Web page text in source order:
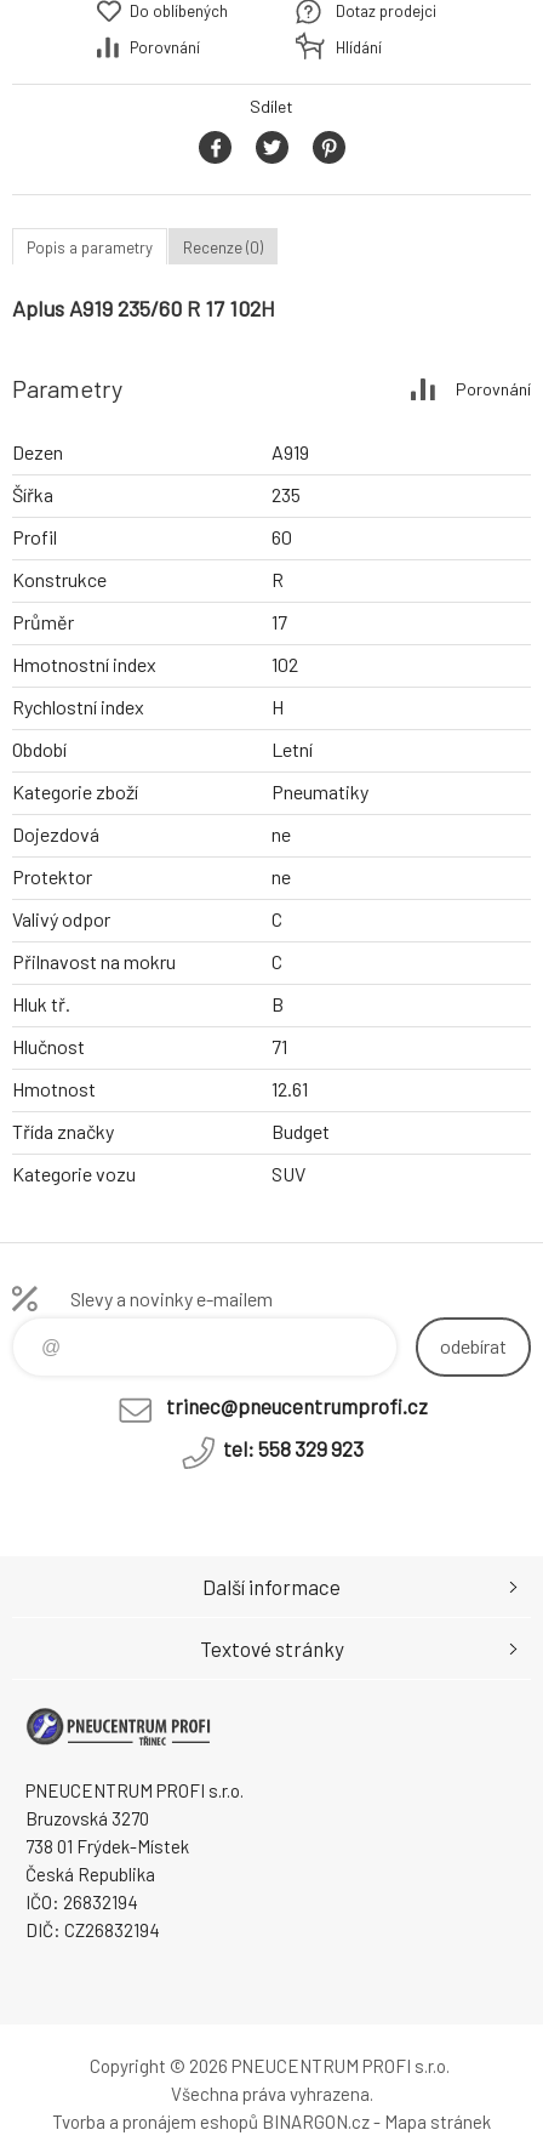
Do oblíbených
Porovnání
Dotaz prodejci
Hlídání
Sdílet
Popis a parametry Recenze (0)
Aplus A919 235/60 R 17 102H
Parametry Porovnání
Dezen
A919
Šířka
235
Profil
60
Konstrukce
R
Průměr
17
Hmotnostní index
102
Rychlostní index
H
Období
Letní
Kategorie zboží
Pneumatiky
Dojezdová
ne
Protektor
ne
Valivý odpor
C
Přilnavost na mokru
C
Hluk tř.
B
Hlučnost
71
Hmotnost
12.61
Třída značky
Budget
Kategorie vozu
SUV
Slevy a novinky e-mailem
odebírat
trinec@pneucentrumprofi.cz
tel: 558 329 923
PNEUCENTRUM PROFI s.r.o.
Bruzovská 3270
738 01 Frýdek-Místek
Česká Republika
IČO: 26832194
DIČ: CZ26832194
Další informace
Textové stránky
Copyright © 2026 PNEUCENTRUM PROFI s.r.o.
Všechna práva vyhrazena.
Tvorba a pronájem eshopů BINARGON.cz- Mapa stránek